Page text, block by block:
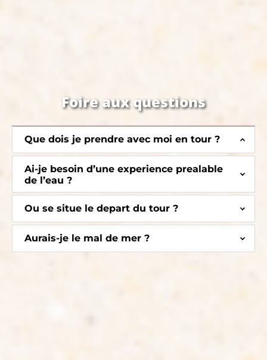
Foire aux questions
Que dois je prendre avec moi en tour ?
Ai-je besoin d’une experience prealable
de l’eau ?
Ou se situe le depart du tour ?
Aurais-je le mal de mer ?